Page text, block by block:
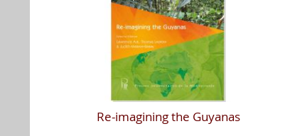
Re-imagining the Guyanas